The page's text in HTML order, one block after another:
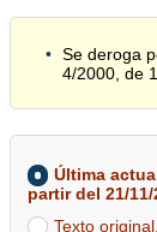
Se deroga
4/2000, de
Última
partir del 21/11/
Texto